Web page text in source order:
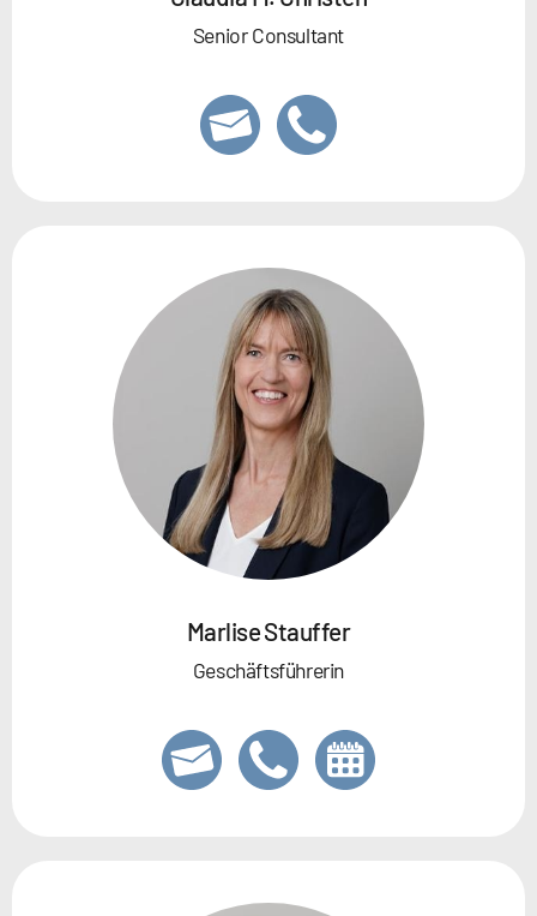
Senior Consultant
Marlise Stauffer
Geschäftsführerin